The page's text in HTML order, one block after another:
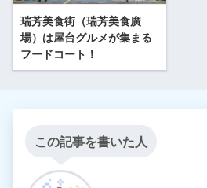
瑞芳美食街（瑞芳美食廣
場）は屋台グルメが集まる
フードコート！
この記事を書いた人